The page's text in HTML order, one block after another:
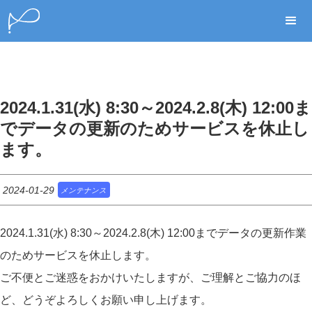
2024.1.31(水) 8:30～2024.2.8(木) 12:00ま
でデータの更新のためサービスを休止し
ます。
2024-01-29 メンテナンス
2024.1.31(水) 8:30～2024.2.8(木) 12:00までデータの更新作業
のためサービスを休止します。
ご不便とご迷惑をおかけいたしますが、ご理解とご協力のほ
ど、どうぞよろしくお願い申し上げます。